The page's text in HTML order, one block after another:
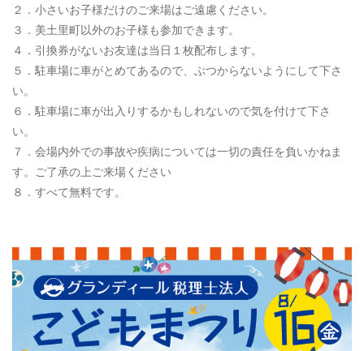
２．小さいお子様だけのご来場はご遠慮ください。
３．美土里町以外のお子様も参加できます。
４．引換券がないお友達は当日１枚配布します。
５．駐車場に車がとめてあるので、ぶつからないようにして下さ
い。
６．駐車場に車が出入りするかもしれないので気を付けて下さ
い。
７．会場内外での事故や疾病については一切の責任を負いかねま
す。ご了承の上ご来場ください
８．すべて無料です。